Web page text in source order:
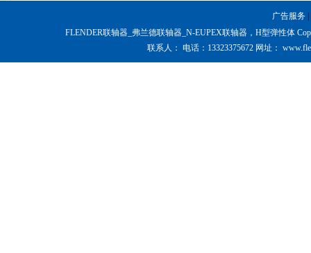
广告服务
FLENDER联轴器_弗兰德联轴器_N-EUPEX联轴器，H型弹性体
联系人： 电话： 13323375672 网址：